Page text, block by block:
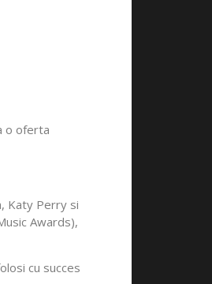
o oferta
Katy Perry si
Awards),
cu succes